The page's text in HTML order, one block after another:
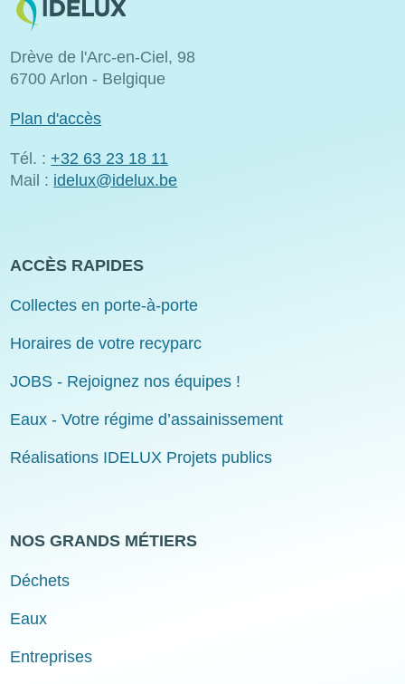
Drève de l'Arc-en-Ciel, 98
6700 Arlon - Belgique
Plan d'accès
Tél. : +32 63 23 18 11
Mail : idelux@idelux.be
ACCÈS RAPIDES
Collectes en porte-à-porte
Horaires de votre recyparc
JOBS - Rejoignez nos équipes !
Eaux - Votre régime d’assainissement
Réalisations IDELUX Projets publics
NOS GRANDS MÉTIERS
Déchets
Eaux
Entreprises